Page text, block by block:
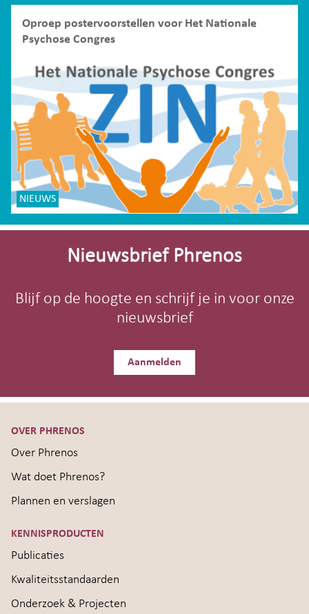
Oproep postervoorstellen voor Het Nationale
Psychose Congres
NIEUWS
Site-
Nieuwsbrief Phrenos
Blijf op de hoogte en schrijf je in voor onze
nieuwsbrief
Aanmelden
OVER PHRENOS
Over Phrenos
Wat doet Phrenos?
Plannen en verslagen
KENNISPRODUCTEN
Publicaties
Kwaliteitsstandaarden
Onderzoek & Projecten